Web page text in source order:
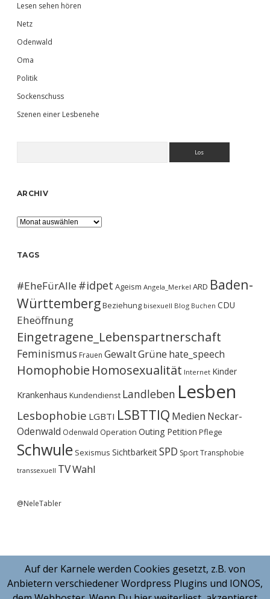
Lesen sehen hören
Netz
Odenwald
Oma
Politik
Sockenschuss
Szenen einer Lesbenehe
ARCHIV
Archiv
TAGS
#EheFürAlle#idpet Ageism Angela_Merkel ARD Baden-
WürttembergBeziehung bisexuell Blog Buchen CDU
Eheöffnung
Eingetragene_Lebenspartnerschaft
Feminismus Frauen GewaltGrüne hate_speech
Homophobie Homosexualität Internet Kinder
Krankenhaus Kundendienst Landleben Lesben
Lesbophobie LGBTI LSBTTIQ Medien Neckar-
Odenwald Odenwald Operation Outing Petition Pflege
Schwule Sexismus SichtbarkeitSPD SportTransphobie
transsexuell TVWahl
@NeleTabler
Auf der Karnele werden Cookies gesetzt, z.B. von
Anbietern verschiedener Wordpress Plugins und IONOS,